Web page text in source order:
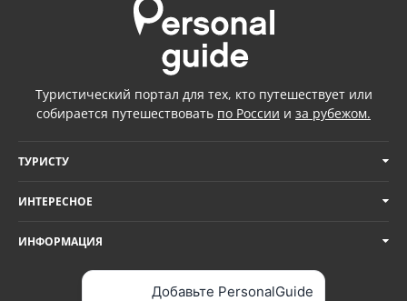
Туристический портал для тех, кто путешествует или
собирается путешествовать по России и за рубежом.
ТУРИСТУ
ИНТЕРЕСНОЕ
ИНФОРМАЦИЯ
Добавьте PersonalGuide